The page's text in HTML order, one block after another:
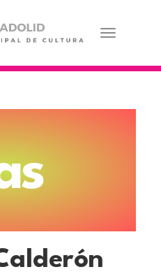
Toggle